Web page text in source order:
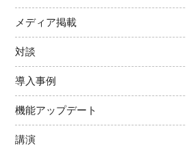
メディア掲載
対談
導入事例
機能アップデート
講演